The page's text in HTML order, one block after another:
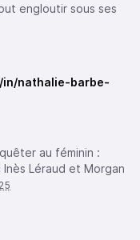
engloutir sous ses
in/nathalie-barbe-
au féminin :
Léraud et Morgan